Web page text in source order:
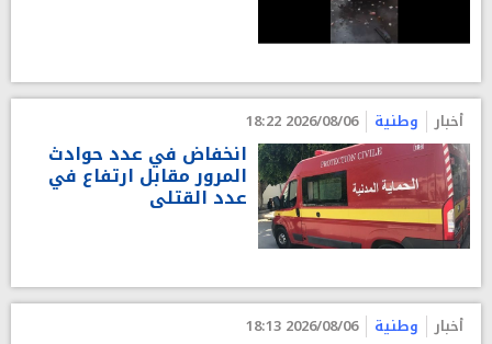
أخبار وطنية 2026/08/06 18:22
انخفاض في عدد حوادث
المرور مقابل ارتفاع في
عدد القتلى
أخبار وطنية 2026/08/06 18:13